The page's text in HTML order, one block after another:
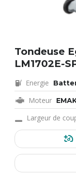
Tondeuse
LM1702E-
Energie
Moteur
Largeur de